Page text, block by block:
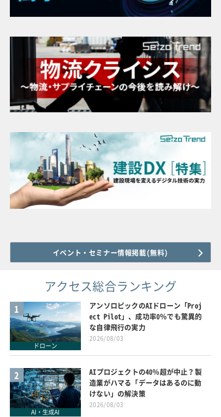
イベント・セミナー情報掲載(無料)
アクセス総合ランキング
1
ドローン
アンソロピックのAIドローン「Proj
ect Pilot」、成功率0％でも驚異的
な自律飛行の実力
2026/08/03
2
AI・生成AI
AIプロジェクトの40％超が中止？製
造業がハマる「データはあるのに動
けない」の解決策
2026/08/03